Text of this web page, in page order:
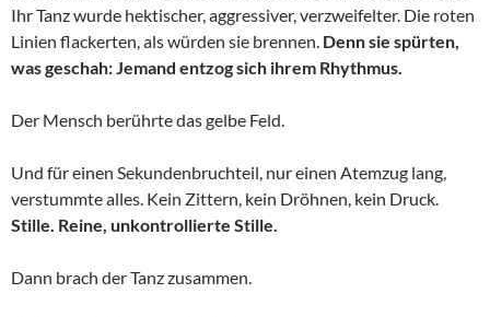
Ihr Tanz wurde hektischer, aggressiver, verzweifelter. Die roten
Linien flackerten, als würden sie brennen. Denn sie spürten,
was geschah: Jemand entzog sich ihrem Rhythmus.
Der Mensch berührte das gelbe Feld.
Und für einen Sekundenbruchteil, nur einen Atemzug lang,
verstummte alles. Kein Zittern, kein Dröhnen, kein Druck.
Stille. Reine, unkontrollierte Stille.
Dann brach der Tanz zusammen.